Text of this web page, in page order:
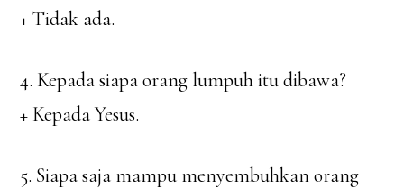
+ Tidak ada.
4. Kepada siapa orang lumpuh itu dibawa?
+ Kepada Yesus.
5. Siapa saja mampu menyembuhkan orang